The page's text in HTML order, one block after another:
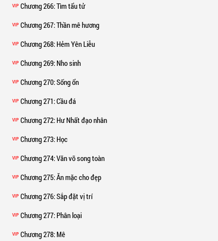
VIP Chương 266: Tìm tẩu tử
VIP Chương 267: Thần mê hương
VIP Chương 268: Hẻm Yên Liễu
VIP Chương 269: Nho sinh
VIP Chương 270: Sống ổn
VIP Chương 271: Cầu đá
VIP Chương 272: Hư Nhất đạo nhân
VIP Chương 273: Học
VIP Chương 274: Văn võ song toàn
VIP Chương 275: Ăn mặc cho đẹp
VIP Chương 276: Sắp đặt vị trí
VIP Chương 277: Phân loại
VIP Chương 278: Mê